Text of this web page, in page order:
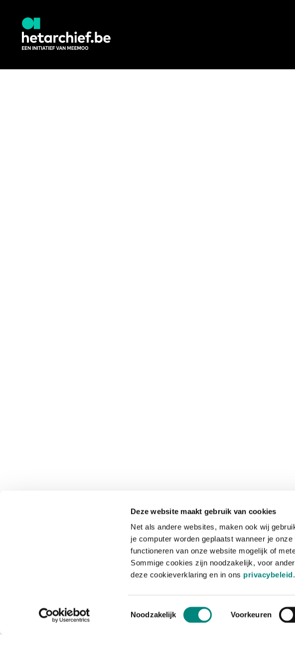
Deze website maakt gebruik van cookies
Net als andere websites, maken ook wij
je computer worden geplaatst wanneer je
functioneren van onze website mogelijk of
Sommige cookies zijn noodzakelijk, voor
deze cookieverklaring en in ons privacybeleid.
Toestemmingsselectie
Noodzakelijk Voorkeuren